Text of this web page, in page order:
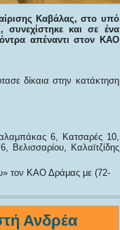
Καβάλας, στο υπό
και σε ένα
απέναντι στον ΚΑΟ
δίκαια στην κατάκτηση
6, Κατσαρές 10,
Καλαϊτζίδης
τον ΚΑΟ Δράμας με (72-
Ανδρέα